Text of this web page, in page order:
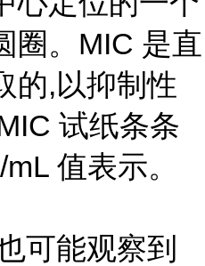
圈。MIC 是直
的,以抑制性
试纸条条
值表示。
可能观察到